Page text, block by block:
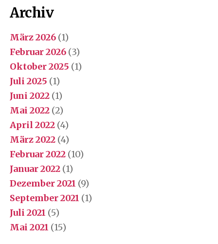
Archiv
März 2026 (1)
Februar 2026 (3)
Oktober 2025 (1)
Juli 2025 (1)
Juni 2022 (1)
Mai 2022 (2)
April 2022 (4)
März 2022 (4)
Februar 2022 (10)
Januar 2022 (1)
Dezember 2021 (9)
September 2021 (1)
Juli 2021 (5)
Mai 2021 (15)